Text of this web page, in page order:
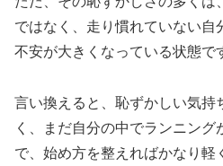
ではなく、走り慣れていない自
不安が大きくなっている状態で
言い換えると、恥ずかしい気持
く、まだ自分の中でランニン
で、始め方を整えればかなり軽